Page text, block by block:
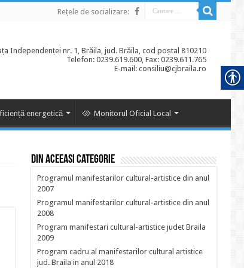
Rețele de socializare:
Independenței nr. 1, Brăila, jud. Brăila, cod poștal 810210
Telefon: 0239.619.600, Fax: 0239.611.765
E-mail: consiliu@cjbraila.ro
energetică Monitorul Oficial Local
Din aceeasi categorie
Programul manifestarilor cultural-artistice din anul
2007
Programul manifestarilor cultural-artistice din anul
2008
Program manifestari cultural-artistice judet Braila
2009
Program cadru al manifestarilor cultural artistice
jud. Braila in anul 2018